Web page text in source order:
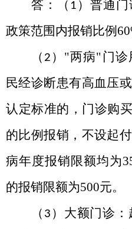
答：（ 1 ）普通门
政策范围内报销比例
（ 2 ） "两病" 门
民经诊断患有高血压
认定标准的，门诊购
的比例报销，不设起
病年度报销限额均为
的报销限额为500元。
（ 3 ）大额门诊：